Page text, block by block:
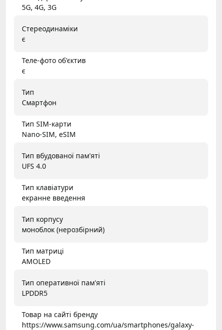
5G, 4G, 3G
Стереодинаміки
є
Теле-фото об'єктив
є
Тип
Смартфон
Тип SIM-карти
Nano-SIM, eSIM
Тип вбудованої пам'яті
UFS 4.0
Тип клавіатури
екранне введення
Тип корпусу
моноблок (нерозбірний)
Тип матриці
AMOLED
Тип оперативної пам'яті
LPDDR5
Товар на сайті бренду
https://www.samsung.com/ua/smartphones/galaxy-